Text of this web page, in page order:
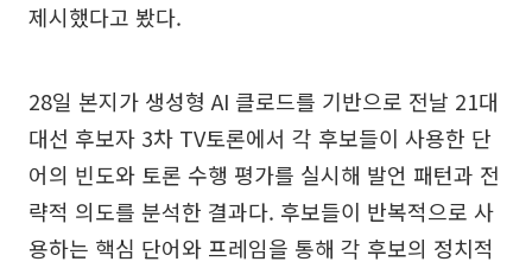
제시했다고 봤다.
28일 본지가 생성형 AI 클로드를 기반으로 전날 21대
대선 후보자 3차 TV토론에서 각 후보들이 사용한 단
어의 빈도와 토론 수행 평가를 실시해 발언 패턴과 전
략적 의도를 분석한 결과다. 후보들이 반복적으로 사
용하는 핵심 단어와 프레임을 통해 각 후보의 정치적